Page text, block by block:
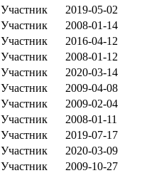
Участник
2019-05-02
Участник
2008-01-14
Участник
2016-04-12
Участник
2008-01-12
Участник
2020-03-14
Участник
2009-04-08
Участник
2009-02-04
Участник
2008-01-11
Участник
2019-07-17
Участник
2020-03-09
Участник
2009-10-27